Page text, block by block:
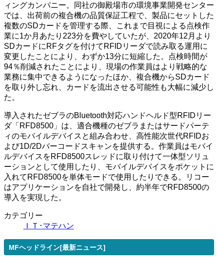
ィングカンパニー。同社の御殿場市の環境事業開発センター
では、出荷前の複合機の品質保証工程で、製品にセットした
複数のSDカードを管理する際、これまで目視による点検作
業に1か月あたり223分を費やしていたが、2020年12月より
SDカードにRFタグを付けてRFIDリーダで読み取る運用に
変更したことにより、わずか13分に短縮した。点検時間が
94％削減されたことにより、現場の作業員はより戦略的な
業務に集中できるようになったほか、複合機からSDカード
を取り外し忘れ、カードを流出させる可能性も大幅に減少し
た。
導入されたゼブラのBluetooth対応ハンドヘルド型RFIDリー
ダ「RFD8500」は、適合機種のゼブラまたはサードパーテ
ィのモバイルデバイスと組み合わせ、高性能次世代RFIDお
よび1D/2Dバーコードスキャンを提供する。作業員はモバイ
ルデバイスをRFD8500スレッドに取り付けて一体型ソリュ
ーションとして使用したり、モバイルデバイスをポケットに
入れてRFD8500を単体モードで使用したりできる。リコー
はアプリケーションを自社で開発し、約半年でRFD8500の
導入を実現した。
カテゴリー
ＩＴ･マテハン
MFヘッドライン[最新ニュース]